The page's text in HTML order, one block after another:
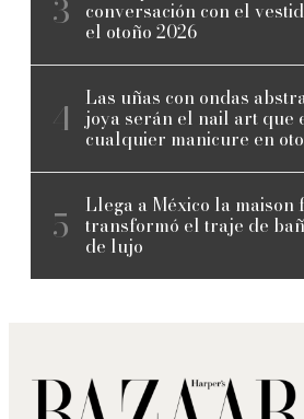
conversación con el
el otoño 2026
Las uñas con ondas
joya serán el nail art que
cualquier manicure en
Llega a México la maison
transformó el traje de
de lujo